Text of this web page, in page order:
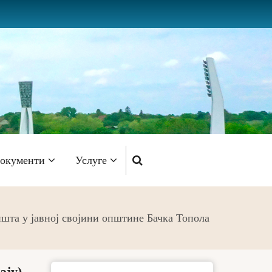
Услуге
у јавној својини општине Бачка Топола